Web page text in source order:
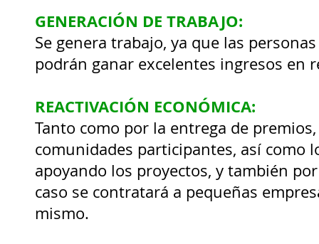
GENERACIÓN DE TRABAJO:
Se genera trabajo, ya que las
podrán ganar excelentes ingresos en
REACTIVACIÓN ECONÓMICA:​
Tanto como por la entrega de
comunidades participantes, así como
apoyando los proyectos, y también
caso se contratará a pequeñas
mismo.